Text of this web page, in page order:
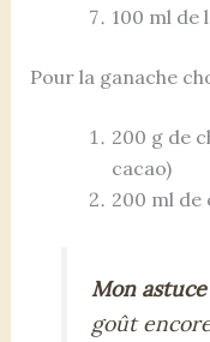
100 ml de
Pour la ganache
200 g de
cacao)
200 ml de
Mon
goût